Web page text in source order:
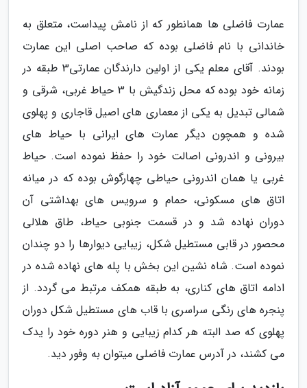
عمارت فاضلی ها همانطور که از نامش پیداست، متعلق به
خاندانی با نام فاضلی بوده که صاحب اصلی این عمارت
بودند. آقای معلم یکی از اولین دارندگان عمارتی3 طبقه در
زمانه خود بوده که محل زندگیش با 3 حیاط غربی، شرقی و
شمالی تبدیل به یکی از معماری های اصیل قاجاری و پهلوی
شده و همچون دیگر عمارت های ایرانی با حیاط های
بیرونی و اندرونی اصالت خود را حفظ نموده است. حیاط
غربی یا همان اندرونی حیاطی چهارگوش بوده که در میانه
اتاق های مسکونی، حمام و سرویس های بهداشتی آن
دوران نهاده شد و در قسمت جنوبی حیاط، طاق هلالی
محصور در قابی مستطیل شکل، زیبایی دیوارها را دو چندان
نموده است. شاه نشین این بخش با پله های نهاده شده در
ادامه اتاق های کناری، به طبقه همکف مرتبط می گردد. از
پنجره های رنگی سراسری با قاب های مستطیل شکل دوران
پهلوی که صد البته هر کدام زیبایی و هنر دوره خود را یدک
می کشند، در آدرس عمارت فاضلی میتوان به وفور دید.